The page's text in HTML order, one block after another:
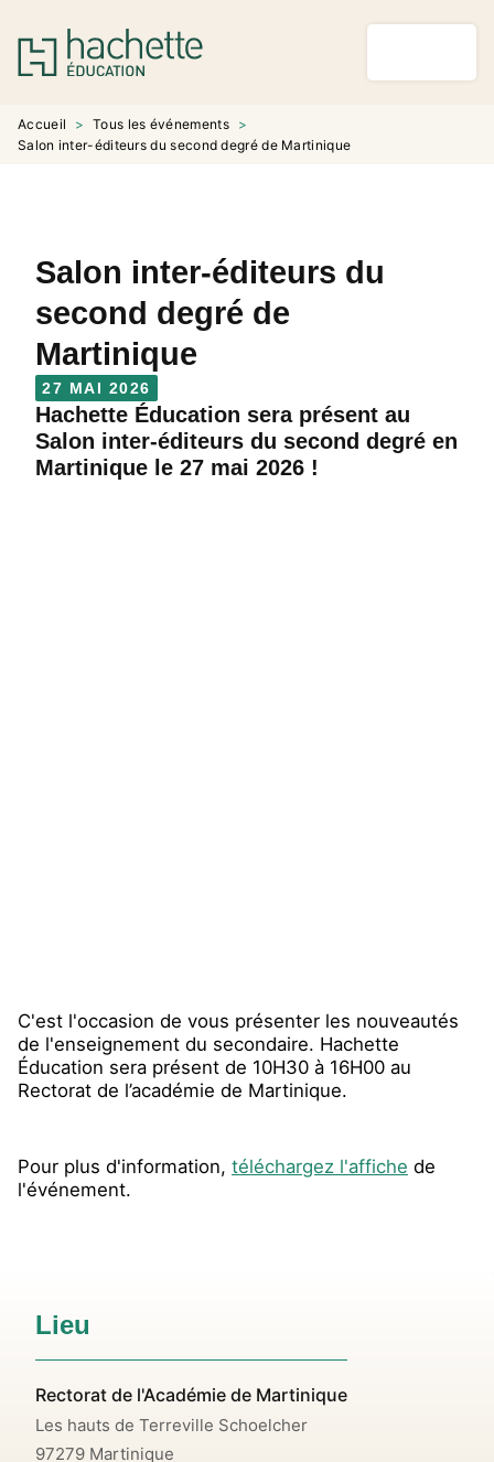
MENU RECHERCHE
PIED DE PAGE
Accueil > Tous les événements
>
Salon inter-éditeurs du second degré de Martinique
Salon inter-éditeurs du
second degré de
Martinique
27 MAI 2026
Hachette Éducation sera présent au
Salon inter-éditeurs du second degré en
Martinique le 27 mai 2026 !
C'est l'occasion de vous présenter les nouveautés
de l'enseignement du secondaire. Hachette
Éducation sera présent de 10H30 à 16H00 au
Rectorat de l’académie de Martinique.
Pour plus d'information, téléchargez l'affiche de
l'événement.
Lieu
Rectorat de l'Académie de Martinique
Les hauts de Terreville Schoelcher
97279 Martinique